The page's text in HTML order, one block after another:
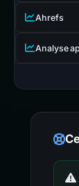
Ahrefs
Analyse